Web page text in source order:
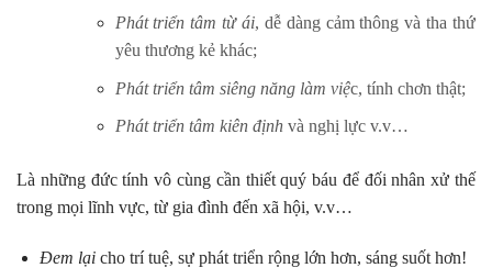
Phát triển tâm từ ái, dễ dàng cảm thông và tha thứ
yêu thương kẻ khác;
Phát triển tâm siêng năng làm việc, tính chơn thật;
Phát triển tâm kiên địnhvà nghị lực v.v…
Là những đức tính vô cùng cần thiết quý báu để đối nhân xử thế
trong mọi lĩnh vực, từ gia đình đến xã hội, v.v…
Đem lạicho trí tuệ, sự phát triển rộng lớn hơn, sáng suốt hơn!